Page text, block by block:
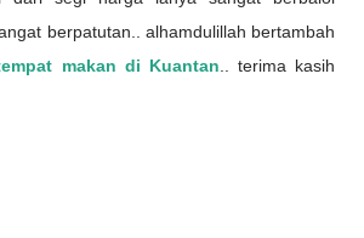
berpatutan.. alhamdulillah bertambah
makan di Kuantan .. terima kasih